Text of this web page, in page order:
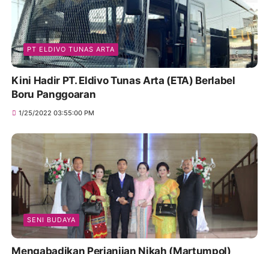
PT ELDIVO TUNAS ARTA
Kini Hadir PT. Eldivo Tunas Arta (ETA) Berlabel
Boru Panggoaran
1/25/2022 03:55:00 PM
SENI BUDAYA
Mengabadikan Perjanjian Nikah (Martumpol)